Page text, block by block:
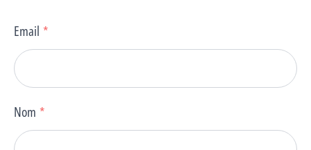
Email *
Nom *